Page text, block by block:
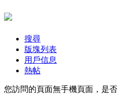
搜尋
版塊列表
用戶信息
熱帖
您訪問的頁面無手機頁面，是